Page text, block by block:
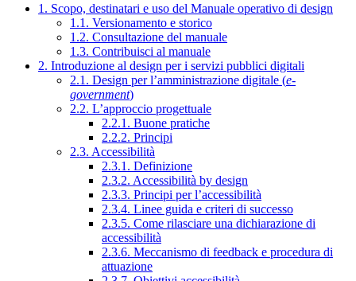
1. Scopo, destinatari e uso del Manuale operativo di design
1.1. Versionamento e storico
1.2. Consultazione del manuale
1.3. Contribuisci al manuale
2. Introduzione al design per i servizi pubblici digitali
2.1. Design per l’amministrazione digitale (e-
government)
2.2. L’approccio progettuale
2.2.1. Buone pratiche
2.2.2. Principi
2.3. Accessibilità
2.3.1. Definizione
2.3.2. Accessibilità by design
2.3.3. Principi per l’accessibilità
2.3.4. Linee guida e criteri di successo
2.3.5. Come rilasciare una dichiarazione di
accessibilità
2.3.6. Meccanismo di feedback e procedura di
attuazione